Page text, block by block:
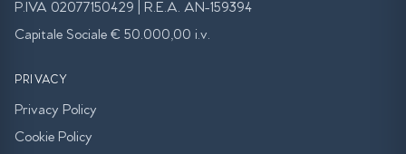
P.IVA 02077150429 | R.E.A. AN-159394
Capitale Sociale € 50.000,00 i.v.
PRIVACY
Privacy Policy
Cookie Policy